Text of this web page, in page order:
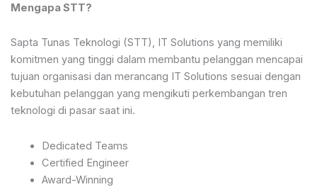
Mengapa STT?
Sapta Tunas Teknologi (STT), IT Solutions yang memiliki
komitmen yang tinggi dalam membantu pelanggan mencapai
tujuan organisasi dan merancang IT Solutions sesuai dengan
kebutuhan pelanggan yang mengikuti perkembangan tren
teknologi di pasar saat ini.
Dedicated Teams
Certified Engineer
Award-Winning